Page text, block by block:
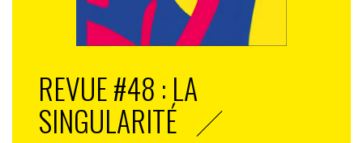
REVUE #48 : LA
SINGULARITÉ